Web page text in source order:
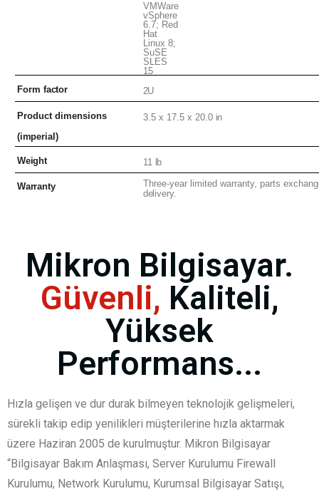
VMWare
vSphere
6.7; Red
Hat
Linux 8;
SuSE
SLES
15
Form factor 2U
Product dimensions
(imperial)
3.5 x 17.5 x 20.0 in
Weight 11 lb
Warranty
Three-year limited warranty, parts
delivery.
Mikron Bilgisayar.
Güvenli, Kaliteli,
Yüksek
Performans...
Hızla gelişen ve dur durak bilmeyen teknolojik gelişmeleri,
sürekli takip edip yenilikleri müşterilerine hızla aktarmak
üzere Haziran 2005 de kurulmuştur. Mikron Bilgisayar
“Bilgisayar Bakım Anlaşması, Server Kurulumu Firewall
Kurulumu, Network Kurulumu, Kurumsal Bilgisayar Satışı,